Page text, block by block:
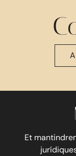
Et